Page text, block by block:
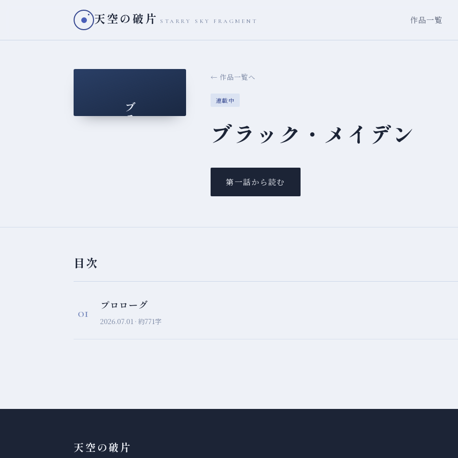
天空の破片 STARRY SKY FRAGMENT 作品一覧
ブラック・メイデン
← 作品一覧へ
連載中
ブラック・メイデン
第一話から読む
目次
01 プロローグ
2026.07.01 · 約771字
天空の破片